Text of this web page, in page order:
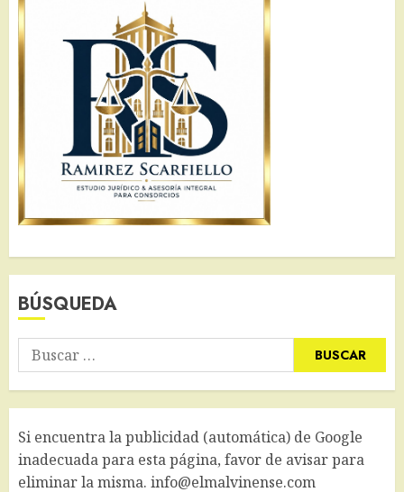
BÚSQUEDA
Buscar:
Si encuentra la publicidad (automática) de Google
inadecuada para esta página, favor de avisar para
eliminar la misma. info@elmalvinense.com